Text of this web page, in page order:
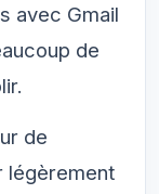
avec Gmail
de
de
légèrement